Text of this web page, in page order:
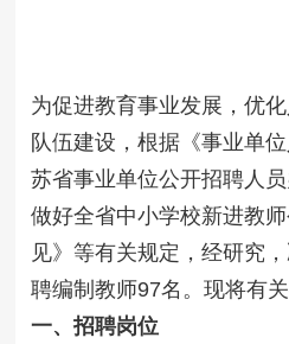
为促进教育事业发展，优
队伍建设，根据《事业单
苏省事业单位公开招聘人
做好全省中小学校新进教
见》等有关规定，经研究
聘编制教师97名。现将有
一、招聘岗位